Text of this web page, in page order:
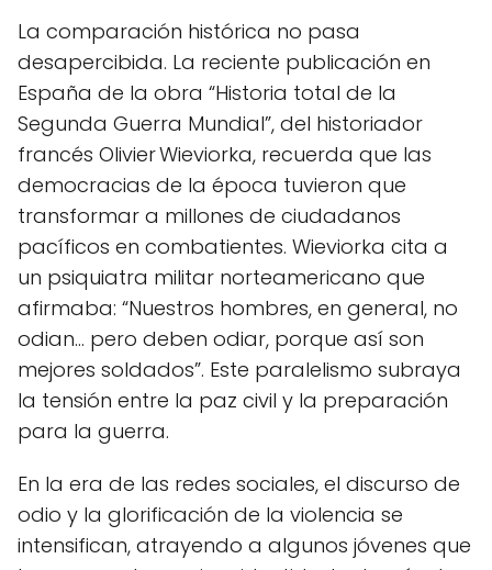
La comparación histórica no pasa
desapercibida. La reciente publicación en
España de la obra “Historia total de la
Segunda Guerra Mundial”, del historiador
francés Olivier Wieviorka, recuerda que las
democracias de la época tuvieron que
transformar a millones de ciudadanos
pacíficos en combatientes. Wieviorka cita a
un psiquiatra militar norteamericano que
afirmaba: “Nuestros hombres, en general, no
odian… pero deben odiar, porque así son
mejores soldados”. Este paralelismo subraya
la tensión entre la paz civil y la preparación
para la guerra.
En la era de las redes sociales, el discurso de
odio y la glorificación de la violencia se
intensifican, atrayendo a algunos jóvenes que